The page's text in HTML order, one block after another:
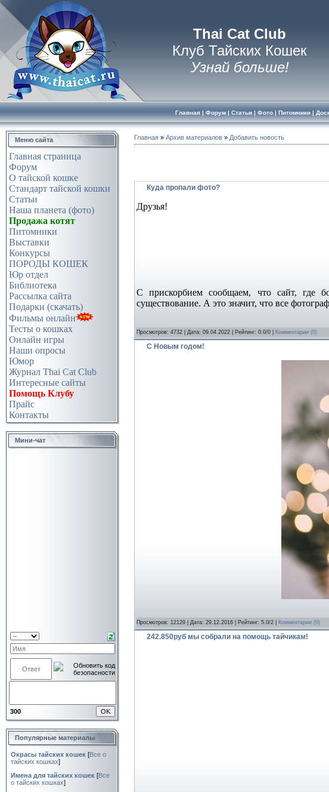
Thai Cat Club
Клуб Тайских Кошек
Узнай больше!
Главная| Форум| Статьи| Фото| Питомники|
Меню сайта
Главная страница
Форум
О тайской кошке
Стандарт тайской кошки
Статьи
Наша планета (фото)
Продажа котят
Питомники
Выставки
Конкурсы
ПОРОДЫ КОШЕК
Юр отдел
Библиотека
Рассылка сайта
Подарки (скачать)
Фильмы онлайн
Тесты о кошках
Онлайн игры
Наши опросы
Юмор
Журнал Thai Cat Club
Интересные сайты
Помощь Клубу
Прайс
Контакты
Мини-чат
300
Популярные материалы
Окрасы тайских кошек [Все о
тайских кошках]
Имена для тайских кошек [Все
о тайских кошках]
Главная » Архив материалов » Добавить новость
Куда пропали фото?
Друзья!
С прискорбием сообщаем, что сайт, где
существование. А это значит, что все
Просмотров: 4732 | Дата: 09.04.2022 | Рейтинг: 0.0/0 | Комментарии (0)
С Новым годом!
Просмотров: 12129 | Дата: 29.12.2016 | Рейтинг: 5.0/2 | Комментарии (0)
242.850руб мы собрали на помощь тайчикам!